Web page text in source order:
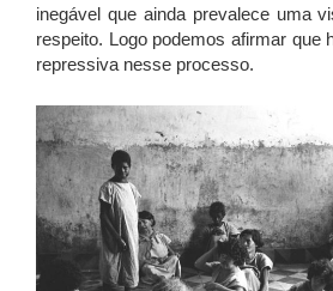
inegável que ainda prevalece uma
respeito. Logo podemos afirmar que
repressiva nesse processo.